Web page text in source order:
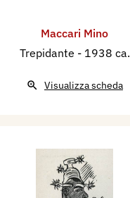
Maccari Mino
Trepidante - 1938 ca.
Visualizza scheda